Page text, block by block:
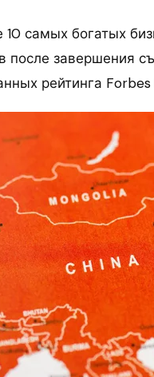
самых богатых
после завершения
рейтинга Forbes